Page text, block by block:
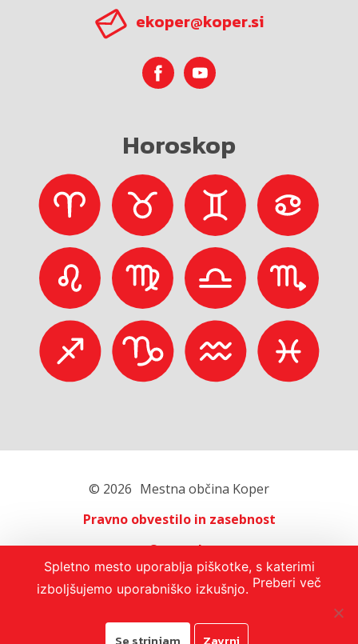
ekoper@koper.si
Horoskop
© 2026 Mestna občina Koper
Pravno obvestilo in zasebnost
O portalu
Oglaševanje
Spletno mesto uporablja piškotke, s katerimi
izboljšujemo uporabniško izkušnjo. Preberi več